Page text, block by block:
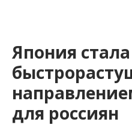
Япония
для россиян